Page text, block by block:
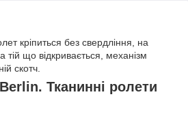
кріпиться без свердління, на
тій що відкривається, механізм
скотч.
Тканинні ролети